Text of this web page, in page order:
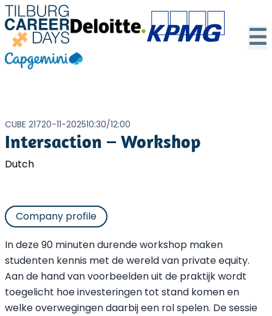
☰
CUBE 21720-11-202510:30/12:00
Intersaction – Workshop
Dutch
Company profile
In deze 90 minuten durende workshop maken
studenten kennis met de wereld van private equity.
Aan de hand van voorbeelden uit de praktijk wordt
toegelicht hoe investeringen tot stand komen en
welke overwegingen daarbij een rol spelen. De sessie